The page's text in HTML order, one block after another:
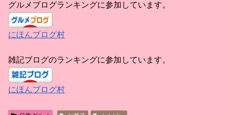
グルメブログランキングに参加しています。
にほんブログ村
雑記ブログのランキングに参加しています。
にほんブログ村